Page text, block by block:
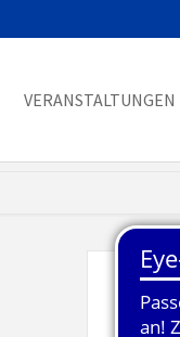
VERANSTALTUNGEN